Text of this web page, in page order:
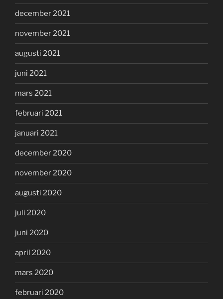
december 2021
november 2021
augusti 2021
juni 2021
mars 2021
februari 2021
januari 2021
december 2020
november 2020
augusti 2020
juli 2020
juni 2020
april 2020
mars 2020
februari 2020